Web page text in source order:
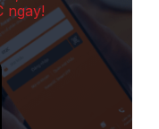
ngay!